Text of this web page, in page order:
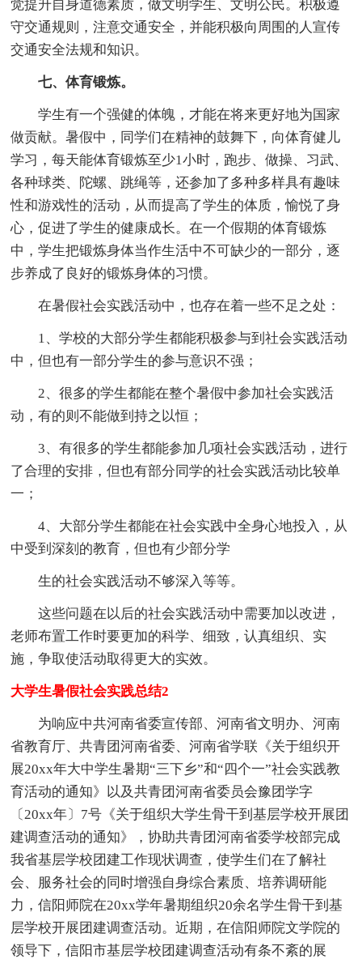
觉提升自身道德素质，做文明学生、文明公民。积极遵
守交通规则，注意交通安全，并能积极向周围的人宣传
交通安全法规和知识。
七、体育锻炼。
学生有一个强健的体魄，才能在将来更好地为国家
做贡献。暑假中，同学们在精神的鼓舞下，向体育健儿
学习，每天能体育锻炼至少1小时，跑步、做操、习武、
各种球类、陀螺、跳绳等，还参加了多种多样具有趣味
性和游戏性的活动，从而提高了学生的体质，愉悦了身
心，促进了学生的健康成长。在一个假期的体育锻炼
中，学生把锻炼身体当作生活中不可缺少的一部分，逐
步养成了良好的锻炼身体的习惯。
在暑假社会实践活动中，也存在着一些不足之处：
1、学校的大部分学生都能积极参与到社会实践活动
中，但也有一部分学生的参与意识不强；
2、很多的学生都能在整个暑假中参加社会实践活
动，有的则不能做到持之以恒；
3、有很多的学生都能参加几项社会实践活动，进行
了合理的安排，但也有部分同学的社会实践活动比较单
一；
4、大部分学生都能在社会实践中全身心地投入，从
中受到深刻的教育，但也有少部分学
生的社会实践活动不够深入等等。
这些问题在以后的社会实践活动中需要加以改进，
老师布置工作时要更加的科学、细致，认真组织、实
施，争取使活动取得更大的实效。
大学生暑假社会实践总结2
为响应中共河南省委宣传部、河南省文明办、河南
省教育厅、共青团河南省委、河南省学联《关于组织开
展20xx年大中学生暑期“三下乡”和“四个一”社会实践教
育活动的通知》以及共青团河南省委员会豫团学字
〔20xx年〕7号《关于组织大学生骨干到基层学校开展团
建调查活动的通知》，协助共青团河南省委学校部完成
我省基层学校团建工作现状调查，使学生们在了解社
会、服务社会的同时增强自身综合素质、培养调研能
力，信阳师院在20xx学年暑期组织20余名学生骨干到基
层学校开展团建调查活动。近期，在信阳师院文学院的
领导下，信阳市基层学校团建调查活动有条不紊的展